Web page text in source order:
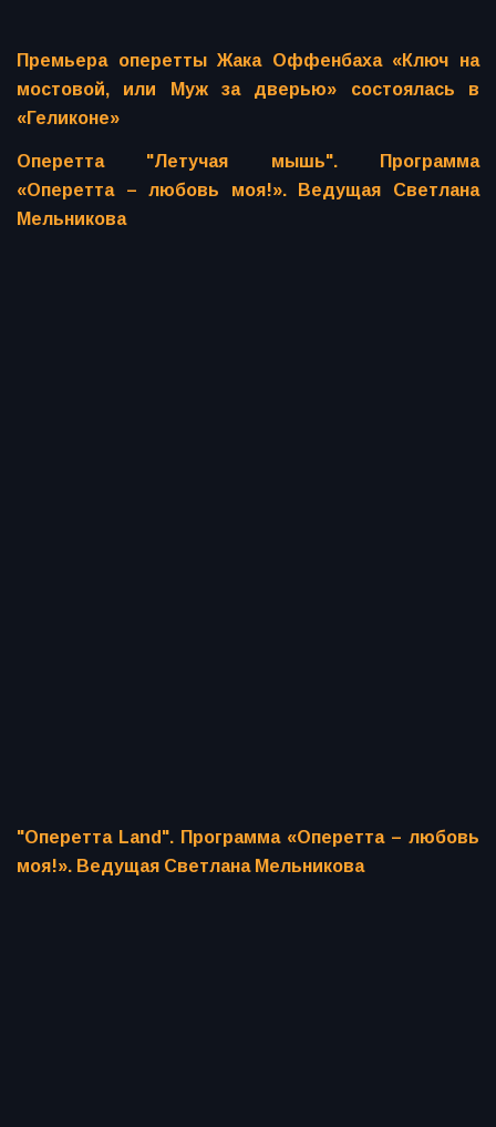
Премьера оперетты Жака Оффенбаха «Ключ на
мостовой, или Муж за дверью» состоялась в
«Геликоне»
Оперетта "Летучая мышь". Программа
«Оперетта – любовь моя!». Ведущая Светлана
Мельникова
"Оперетта Land". Программа «Оперетта – любовь
моя!». Ведущая Светлана Мельникова